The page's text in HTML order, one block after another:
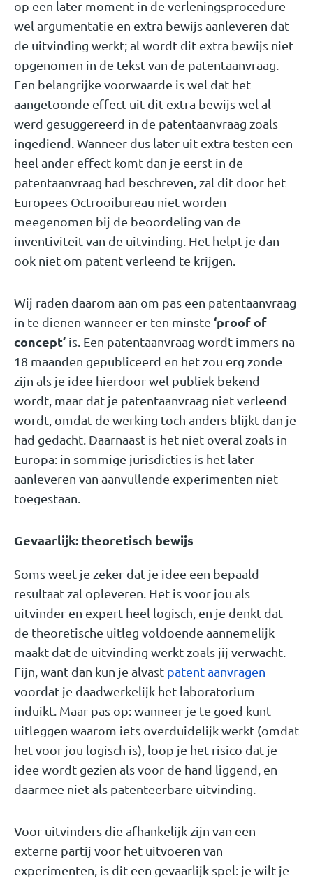
op een later moment in de verleningsprocedure
wel argumentatie en extra bewijs aanleveren dat
de uitvinding werkt; al wordt dit extra bewijs niet
opgenomen in de tekst van de patentaanvraag.
Een belangrijke voorwaarde is wel dat het
aangetoonde effect uit dit extra bewijs wel al
werd gesuggereerd in de patentaanvraag zoals
ingediend. Wanneer dus later uit extra testen een
heel ander effect komt dan je eerst in de
patentaanvraag had beschreven, zal dit door het
Europees Octrooibureau niet worden
meegenomen bij de beoordeling van de
inventiviteit van de uitvinding. Het helpt je dan
ook niet om patent verleend te krijgen.
Wij raden daarom aan om pas een patentaanvraag
in te dienen wanneer er ten minste ‘proof of
concept’ is. Een patentaanvraag wordt immers na
18 maanden gepubliceerd en het zou erg zonde
zijn als je idee hierdoor wel publiek bekend
wordt, maar dat je patentaanvraag niet verleend
wordt, omdat de werking toch anders blijkt dan je
had gedacht. Daarnaast is het niet overal zoals in
Europa: in sommige jurisdicties is het later
aanleveren van aanvullende experimenten niet
toegestaan.
Gevaarlijk: theoretisch bewijs
Soms weet je zeker dat je idee een bepaald
resultaat zal opleveren. Het is voor jou als
uitvinder en expert heel logisch, en je denkt dat
de theoretische uitleg voldoende aannemelijk
maakt dat de uitvinding werkt zoals jij verwacht.
Fijn, want dan kun je alvast patent aanvragen
voordat je daadwerkelijk het laboratorium
induikt. Maar pas op: wanneer je te goed kunt
uitleggen waarom iets overduidelijk werkt (omdat
het voor jou logisch is), loop je het risico dat je
idee wordt gezien als voor de hand liggend, en
daarmee niet als patenteerbare uitvinding.
Voor uitvinders die afhankelijk zijn van een
externe partij voor het uitvoeren van
experimenten, is dit een gevaarlijk spel: je wilt je